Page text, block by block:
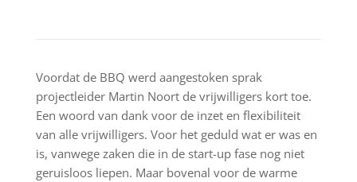
Voordat de BBQ werd aangestoken sprak
projectleider Martin Noort de vrijwilligers kort toe.
Een woord van dank voor de inzet en flexibiliteit
van alle vrijwilligers. Voor het geduld wat er was en
is, vanwege zaken die in de start-up fase nog niet
geruisloos liepen. Maar bovenal voor de warme